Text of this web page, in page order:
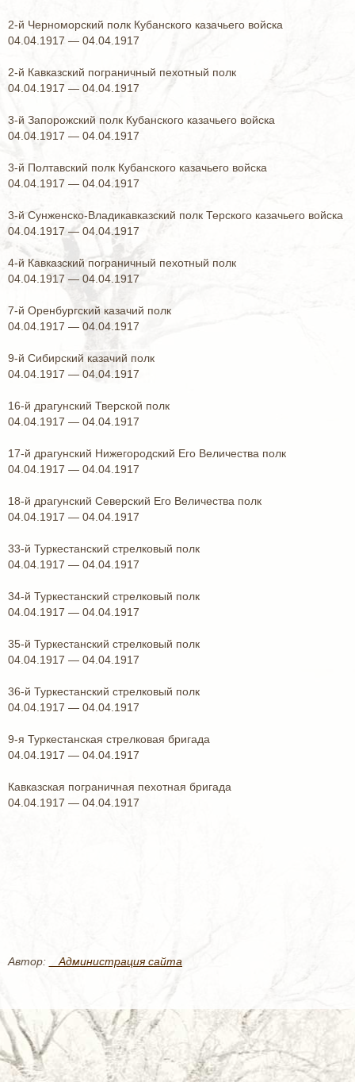
2-й Черноморский полк Кубанского казачьего войска
04.04.1917 — 04.04.1917
2-й Кавказский пограничный пехотный полк
04.04.1917 — 04.04.1917
3-й Запорожский полк Кубанского казачьего войска
04.04.1917 — 04.04.1917
3-й Полтавский полк Кубанского казачьего войска
04.04.1917 — 04.04.1917
3-й Сунженско-Владикавказский полк Терского казачьего войска
04.04.1917 — 04.04.1917
4-й Кавказский пограничный пехотный полк
04.04.1917 — 04.04.1917
7-й Оренбургский казачий полк
04.04.1917 — 04.04.1917
9-й Сибирский казачий полк
04.04.1917 — 04.04.1917
16-й драгунский Тверской полк
04.04.1917 — 04.04.1917
17-й драгунский Нижегородский Его Величества полк
04.04.1917 — 04.04.1917
18-й драгунский Северский Его Величества полк
04.04.1917 — 04.04.1917
33-й Туркестанский стрелковый полк
04.04.1917 — 04.04.1917
34-й Туркестанский стрелковый полк
04.04.1917 — 04.04.1917
35-й Туркестанский стрелковый полк
04.04.1917 — 04.04.1917
36-й Туркестанский стрелковый полк
04.04.1917 — 04.04.1917
9-я Туркестанская стрелковая бригада
04.04.1917 — 04.04.1917
Кавказская пограничная пехотная бригада
04.04.1917 — 04.04.1917
Автор: _ Администрация сайта